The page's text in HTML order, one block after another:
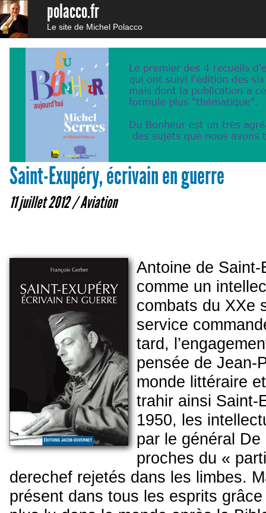
polacco.fr
Le site de Michel Polacco
Saint-Exupéry, écrivain en guerre
11 juillet 2012 /Aviation
Antoine de Saint-
comme un
combats du XXe
service
tard,
pensée de Jean-
monde littéraire
trahir ainsi Saint-
1950, les
par le général
proches du «
derechef rejetés dans les limbes.
présent dans tous les esprits